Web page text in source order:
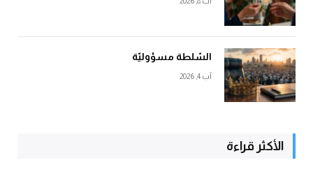
السّلطة مسؤوليّة
آب 4, 2026
الأكثر قراءة